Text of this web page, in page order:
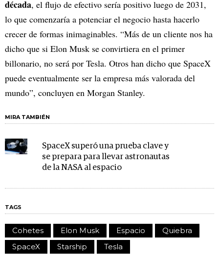
década, el flujo de efectivo sería positivo luego de 2031,
lo que comenzaría a potenciar el negocio hasta hacerlo
crecer de formas inimaginables. “Más de un cliente nos ha
dicho que si Elon Musk se convirtiera en el primer
billonario, no será por Tesla. Otros han dicho que SpaceX
puede eventualmente ser la empresa más valorada del
mundo”, concluyen en Morgan Stanley.
MIRA TAMBIÉN
SpaceX superó una prueba clave y
se prepara para llevar astronautas
de la NASA al espacio
TAGS
Cohetes Elon Musk Espacio
Quiebra
SpaceX
Starship Tesla